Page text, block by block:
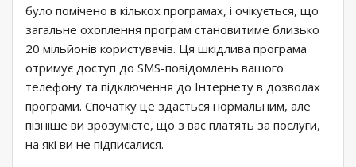
було помічено в кількох програмах, і очікується, що
загальне охоплення програм становитиме близько
20 мільйонів користувачів. Ця шкідлива програма
отримує доступ до SMS-повідомлень вашого
телефону та підключення до Інтернету в дозволах
програми. Спочатку це здається нормальним, але
пізніше ви зрозумієте, що з вас платять за послуги,
на які ви не підписалися.